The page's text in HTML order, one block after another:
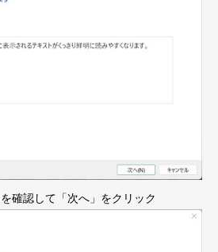
確認して「次へ」をクリック